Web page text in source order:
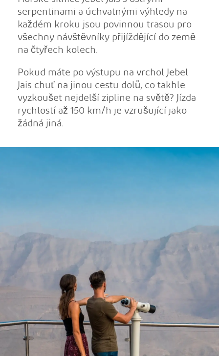
serpentinami a úchvatnými výhledy na
každém kroku jsou povinnou trasou pro
všechny návštěvníky přijíždějící do země
na čtyřech kolech.
Pokud máte po výstupu na vrchol Jebel
Jais chuť na jinou cestu dolů, co takhle
vyzkoušet nejdelší zipline na světě? Jízda
rychlostí až 150 km/h je vzrušující jako
žádná jiná.